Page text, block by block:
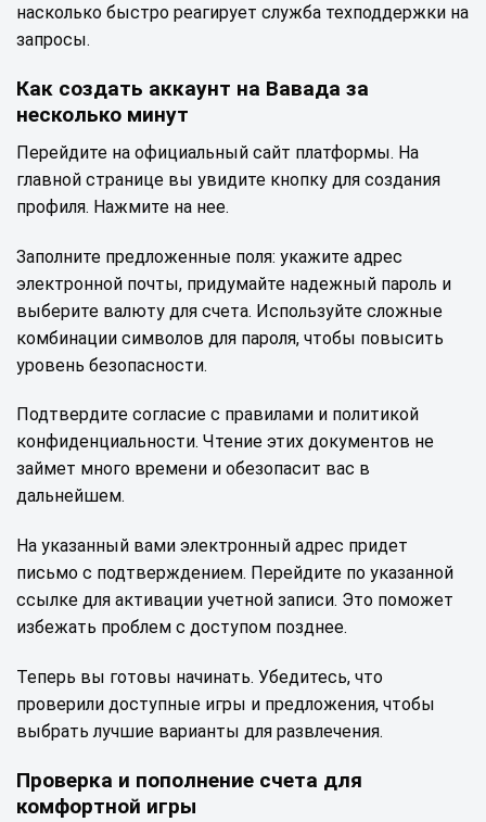
насколько быстро реагирует служба техподдержки на
запросы.
Как создать аккаунт на Вавада за
несколько минут
Перейдите на официальный сайт платформы. На
главной странице вы увидите кнопку для создания
профиля. Нажмите на нее.
Заполните предложенные поля: укажите адрес
электронной почты, придумайте надежный пароль и
выберите валюту для счета. Используйте сложные
комбинации символов для пароля, чтобы повысить
уровень безопасности.
Подтвердите согласие с правилами и политикой
конфиденциальности. Чтение этих документов не
займет много времени и обезопасит вас в
дальнейшем.
На указанный вами электронный адрес придет
письмо с подтверждением. Перейдите по указанной
ссылке для активации учетной записи. Это поможет
избежать проблем с доступом позднее.
Теперь вы готовы начинать. Убедитесь, что
проверили доступные игры и предложения, чтобы
выбрать лучшие варианты для развлечения.
Проверка и пополнение счета для
комфортной игры